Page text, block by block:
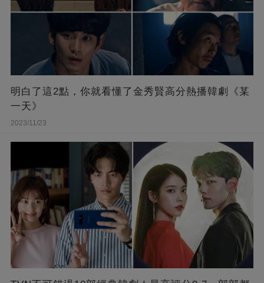
明白了這2點，你就看懂了金秀賢高分熱播韓劇《某
一天》
2023/11/23